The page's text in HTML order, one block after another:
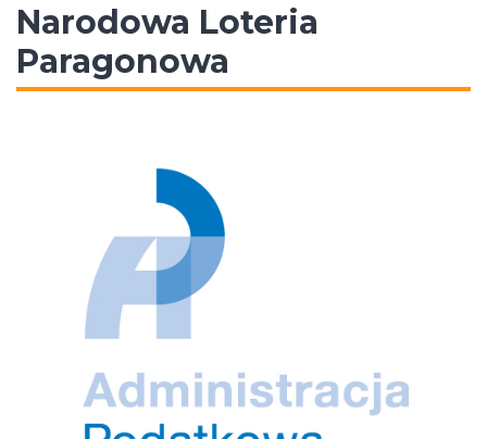
Narodowa Loteria
Paragonowa